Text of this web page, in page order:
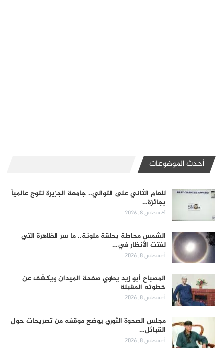
أحدث الموضوعات
للعام الثاني على التوالي.. جامعة الجزيرة تتوج عالمياً
بجائزة…
أغسطس 8, 2026
الشمس محاطة بحلقة ملونة.. ما سر الظاهرة التي
لفتت الأنظار في…
أغسطس 8, 2026
المصباح أبو زيد يطوي صفحة الميدان ويكشف عن
خطوته المقبلة
أغسطس 8, 2026
مجلس الصحوة الثوري يوضح موقفه من تصريحات حول
القبائل…
أغسطس 8, 2026